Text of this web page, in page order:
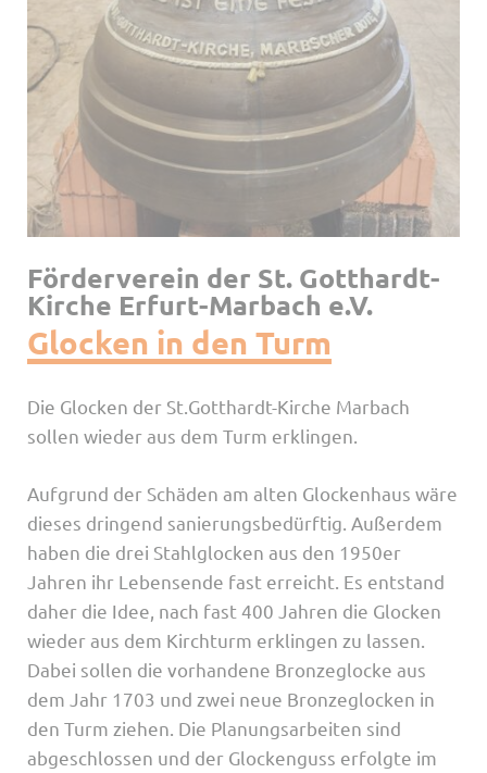
Förderverein der St. Gotthardt-
Kirche Erfurt-Marbach e.V.
Glocken in den Turm
Die Glocken der St.Gotthardt-Kirche Marbach
sollen wieder aus dem Turm erklingen.
Aufgrund der Schäden am alten Glockenhaus wäre
dieses dringend sanierungsbedürftig. Außerdem
haben die drei Stahlglocken aus den 1950er
Jahren ihr Lebensende fast erreicht. Es entstand
daher die Idee, nach fast 400 Jahren die Glocken
wieder aus dem Kirchturm erklingen zu lassen.
Dabei sollen die vorhandene Bronzeglocke aus
dem Jahr 1703 und zwei neue Bronzeglocken in
den Turm ziehen. Die Planungsarbeiten sind
abgeschlossen und der Glockenguss erfolgte im